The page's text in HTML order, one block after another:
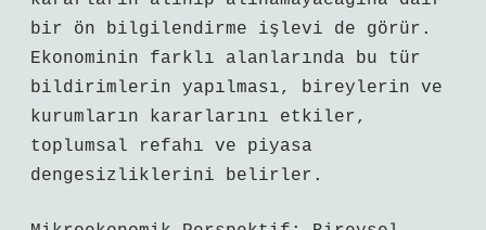
bir ön bilgilendirme işlevi de görür.
Ekonominin farklı alanlarında bu tür
bildirimlerin yapılması, bireylerin ve
kurumların kararlarını etkiler,
toplumsal refahı ve piyasa
dengesizliklerini belirler.